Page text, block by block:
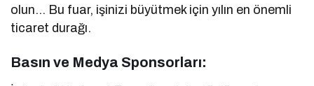
olun… Bu fuar, işinizi büyütmek için yılın en önemli
ticaret durağı.
Basın ve Medya Sponsorları: